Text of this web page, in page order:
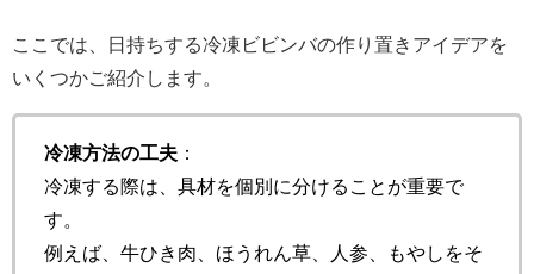
ここでは、日持ちする冷凍ビビンバの作り置きアイデアを
いくつかご紹介します。
冷凍方法の工夫 ：
冷凍する際は、具材を個別に分けることが重要で
す。
例えば、牛ひき肉、ほうれん草、人参、もやしをそ